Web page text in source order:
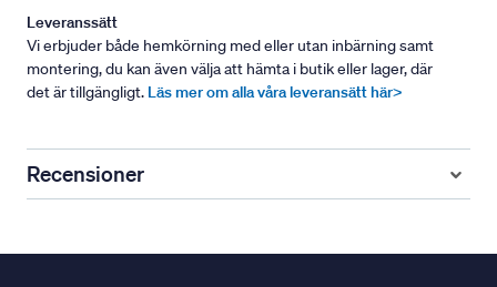
Leveranssätt
Vi erbjuder både hemkörning med eller utan inbärning samt
montering, du kan även välja att hämta i butik eller lager, där
det är tillgängligt. Läs mer om alla våra leveransätt här>
Recensioner